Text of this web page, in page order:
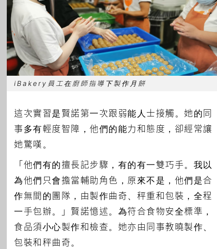
iBakery員工在廚師指導下製作月餅
這次實習是賢諾第一次跟弱能人士接觸。她的同
事多有輕度智障，他們的能力和態度，卻經常讓
她驚嘆。
「他們有的擅長記步驟，有的有一雙巧手。我以
為他們只會擔當輔助角色，原來不是，他們是合
作無間的團隊，由製作曲奇、秤重和包裝，全程
一手包辦。」賢諾憶述。為符合食物安全標準，
食品須小心製作和檢查。她亦由同事教曉製作、
包裝和秤曲奇。